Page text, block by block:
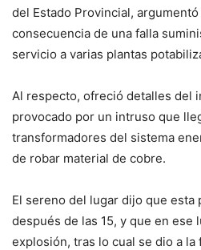
del Estado Provincial,
consecuencia de una falla
servicio a varias plantas
Al respecto, ofreció detalles del
provocado por un intruso que
transformadores del sistema
de robar material de cobre.
El sereno del lugar dijo que
después de las 15, y que en ese
explosión, tras lo cual se dio a la